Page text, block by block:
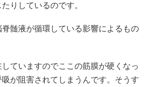
りしているのです。
髄液が循環している影響によるもの
ていますのでここの筋膜が硬くなっ
が阻害されてしまうんです。そうす